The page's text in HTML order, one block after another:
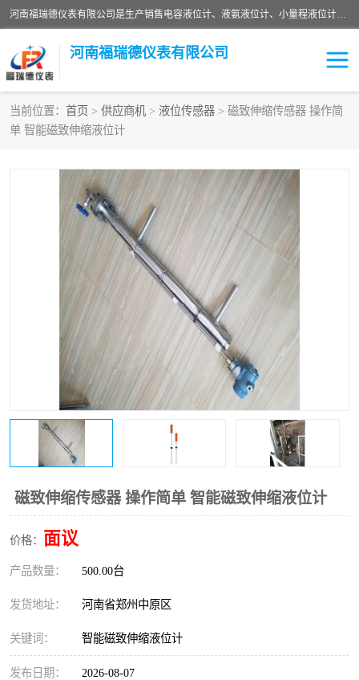
河南福瑞德仪表有限公司是生产销售电容液位计、液氨液位计、小量程液位计定制、智能锅炉水位计、液氮液位计等；并在产品开发、研制的过程中，吸取国内外仪器仪表的技术精华，建立了一支高、精、尖的科研开发队伍，使产品性能不断升级。
河南福瑞德仪表有限公司
当前位置： 首页 > 供应商机 > 液位传感器 > 磁致伸缩传感器 操作简
单 智能磁致伸缩液位计
磁致伸缩传感器 操作简单 智能磁致伸缩液位计
价格： 面议
产品数量： 500.00台
发货地址： 河南省郑州中原区
关键词： 智能磁致伸缩液位计
发布日期： 2026-08-07
液位计
压力传感器 流量传感器
智能仪表 液氮液位计
差压变送器 液位计传感器定制
液氨液位计 物位计
油量传感器 测漏仪
温度变送器 锅炉水位计
智能锅炉水位计 电容液位计
流量仪表 加油站液位仪